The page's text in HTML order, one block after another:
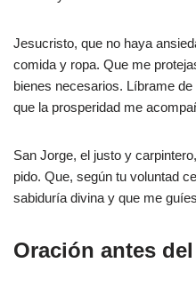
Jesucristo, que no haya
comida y ropa. Que me
bienes necesarios. Líbrame
que la prosperidad me
San Jorge, el justo y
pido. Que, según tu voluntad
sabiduría divina y que me
Oración antes